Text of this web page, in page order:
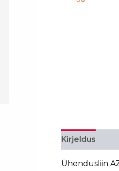
Kirjeldus
Ühendusliin